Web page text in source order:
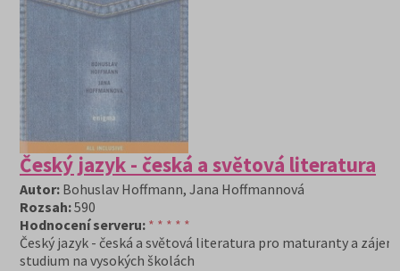
Český jazyk - česká a světová literatura
Autor: Bohuslav Hoffmann, Jana Hoffmannová
Rozsah:590
Hodnocení serveru: * * * * *
Český jazyk - česká a světová literatura pro maturanty a
studium na vysokých školách